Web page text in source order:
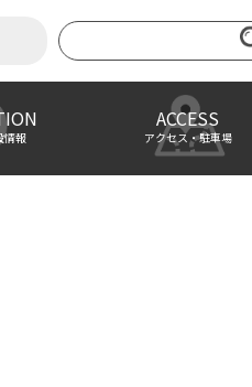
情報
ACCESS
アクセス・駐車場